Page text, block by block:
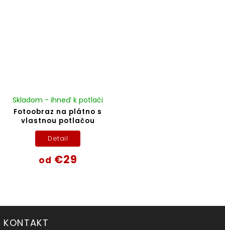
Fotoobraz na plátno s
vlastnou potlačou
Skladom - ihneď k potlači
od €29
Detail
KONTAKT